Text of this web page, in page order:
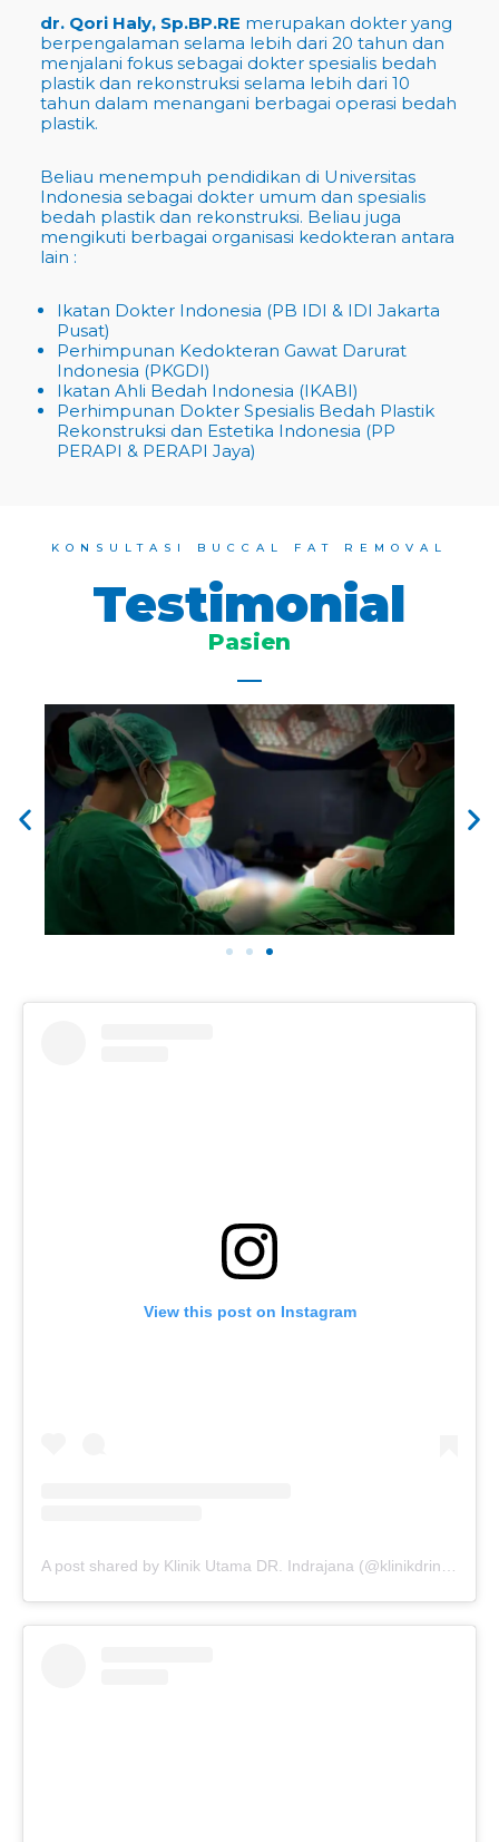
dr. Qori Haly, Sp.BP.RE merupakan dokter yang
berpengalaman selama lebih dari 20 tahun dan
menjalani fokus sebagai dokter spesialis bedah
plastik dan rekonstruksi selama lebih dari 10
tahun dalam menangani berbagai operasi bedah
plastik.
Beliau menempuh pendidikan di Universitas
Indonesia sebagai dokter umum dan spesialis
bedah plastik dan rekonstruksi. Beliau juga
mengikuti berbagai organisasi kedokteran antara
lain :
Ikatan Dokter Indonesia (PB IDI & IDI Jakarta
Pusat)
Perhimpunan Kedokteran Gawat Darurat
Indonesia (PKGDI)
Ikatan Ahli Bedah Indonesia (IKABI)
Perhimpunan Dokter Spesialis Bedah Plastik
Rekonstruksi dan Estetika Indonesia (PP
PERAPI & PERAPI Jaya)
KONSULTASI BUCCAL FAT REMOVAL
Testimonial
Pasien
View this post on Instagram